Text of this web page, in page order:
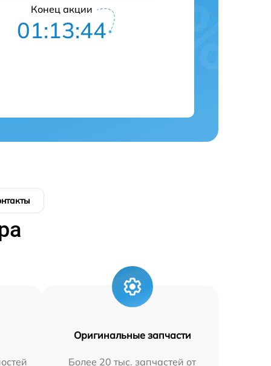
Конец акции
01:13:43
Оригинальные запчасти
Более 20 тыс. запчастей от